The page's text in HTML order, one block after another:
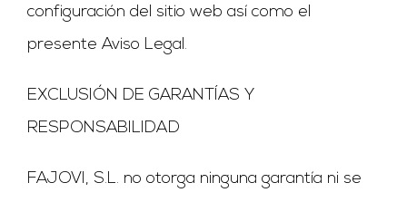
configuración del sitio web así como el
presente Aviso Legal.
EXCLUSIÓN DE GARANTÍAS Y
RESPONSABILIDAD
FAJOVI, S.L. no otorga ninguna garantía ni se